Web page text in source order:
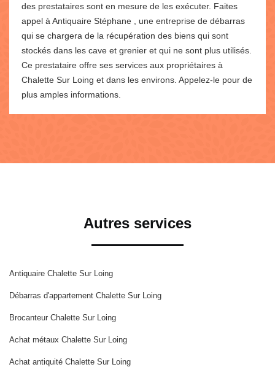
des prestataires sont en mesure de les exécuter. Faites
appel à Antiquaire Stéphane , une entreprise de débarras
qui se chargera de la récupération des biens qui sont
stockés dans les cave et grenier et qui ne sont plus utilisés.
Ce prestataire offre ses services aux propriétaires à
Chalette Sur Loing et dans les environs. Appelez-le pour de
plus amples informations.
Autres services
Antiquaire Chalette Sur Loing
Débarras d'appartement Chalette Sur Loing
Brocanteur Chalette Sur Loing
Achat métaux Chalette Sur Loing
Achat antiquité Chalette Sur Loing